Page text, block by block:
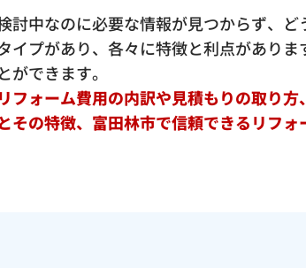
討中なのに必要な情報が見つからず、
イプがあり、各々に特徴と利点があり
できます。
フォーム費用の内訳や見積もりの取り
その特徴、富田林市で信頼できるリフォ